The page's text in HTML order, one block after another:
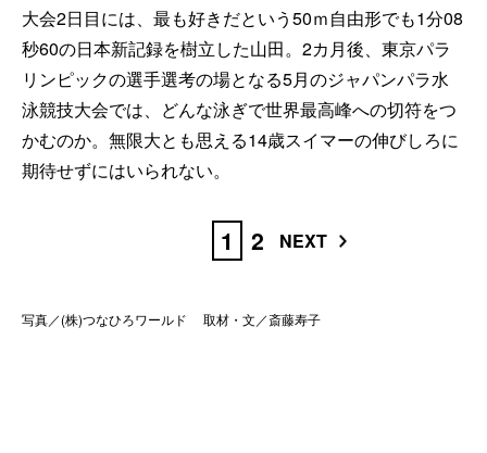
大会2日目には、最も好きだという50ｍ自由形でも1分08
秒60の日本新記録を樹立した山田。2カ月後、東京パラ
リンピックの選手選考の場となる5月のジャパンパラ水
泳競技大会では、どんな泳ぎで世界最高峰への切符をつ
かむのか。無限大とも思える14歳スイマーの伸びしろに
期待せずにはいられない。
1 2 NEXT
写真／(株)つなひろワールド 取材・文／斎藤寿子